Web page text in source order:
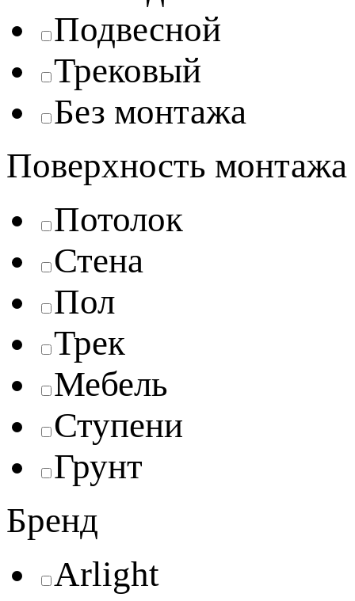
Подвесной
Трековый
Без монтажа
Поверхность монтажа
Потолок
Стена
Пол
Трек
Мебель
Ступени
Грунт
Бренд
Arlight